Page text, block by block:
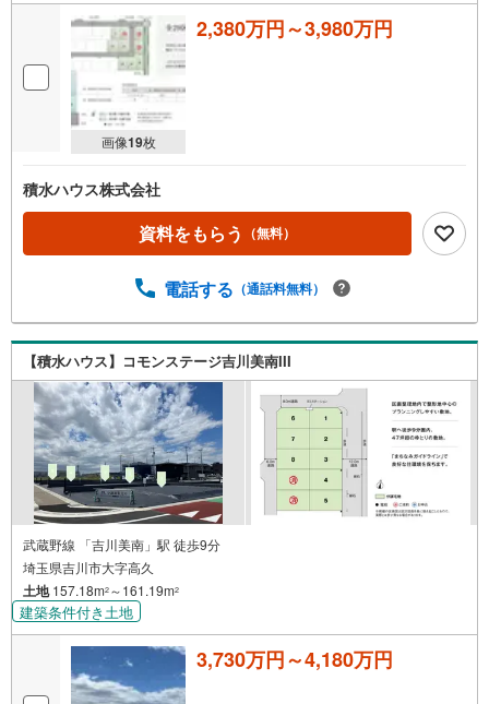
画像19枚
2,380万円～3,980万円
積水ハウス株式会社
資料をもらう （無料）
電話する （通話料無料）
【積水ハウス】コモンステージ吉川美南III
武蔵野線 「吉川美南」駅 徒歩9分
埼玉県吉川市大字高久
土地157.18m2 ～161.19m2
建築条件付き土地
3,730万円～4,180万円